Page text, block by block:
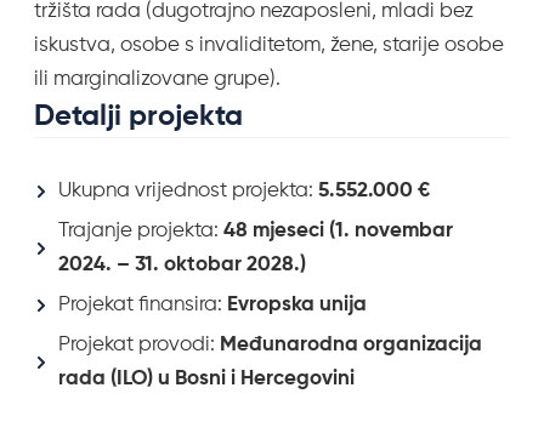
tržišta rada (dugotrajno nezaposleni, mladi bez
iskustva, osobe s invaliditetom, žene, starije osobe
ili marginalizovane grupe).
Detalji projekta
Ukupna vrijednost projekta: 5.552.000 €
Trajanje projekta: 48 mjeseci (1. novembar
2024. – 31. oktobar 2028.)
Projekat finansira: Evropska unija
Projekat provodi: Međunarodna organizacija
rada (ILO) u Bosni i Hercegovini